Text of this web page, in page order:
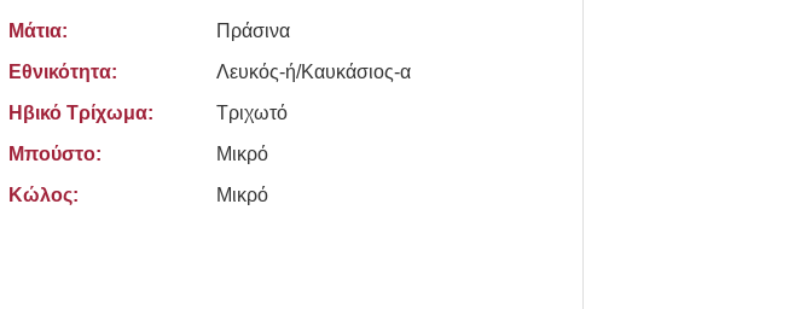
Μάτια:
Πράσινα
Εθνικότητα:
Λευκός-ή/Καυκάσιος-α
Ηβικό Τρίχωμα:
Τριχωτό
Μπούστο:
Μικρό
Κώλος:
Μικρό